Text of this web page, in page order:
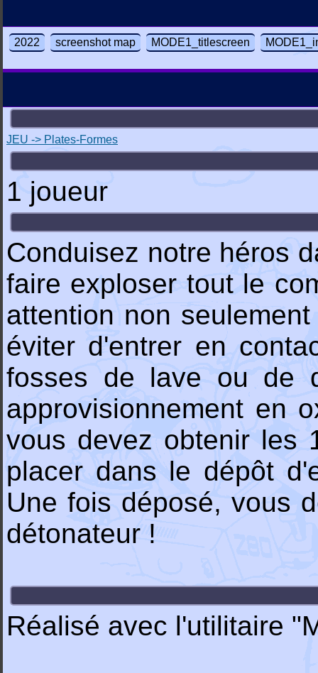
2022 screenshot map MODE1_titlescreen
JEU -> Plates-Formes
1 joueur
Conduisez notre héros
faire exploser tout le
attention non
éviter d'entrer en
fosses de lave ou de
approvisionnement en
vous devez obtenir les
placer dans le dépôt
Une fois déposé, vous
détonateur !
Réalisé avec l'utilitaire